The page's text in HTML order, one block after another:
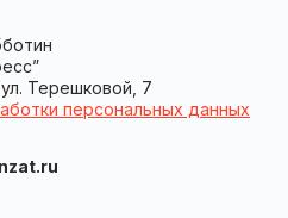
Терешковой, 7
персональных данных